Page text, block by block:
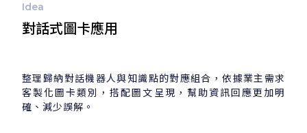
Idea
對話式圖卡應用
整理歸納對話機器人與知識點的對應組合，依據業主需求
客製化圖卡類別，搭配圖文呈現，幫助資訊回應更加明
確、減少誤解。